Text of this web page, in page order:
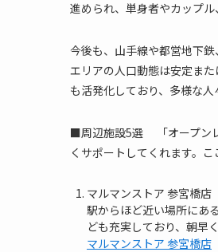
進められ、単身者やカップ
今後も、山手線や都営地下
エリアの人口動態は安定ま
も活発化しており、多様な
■周辺施設5選 「オープンレ
くサポートしてくれます。
マルマンストア 参宮橋店
駅からほど近い場所にあ
ども充実しており、朝早
マルマンストア 参宮橋店